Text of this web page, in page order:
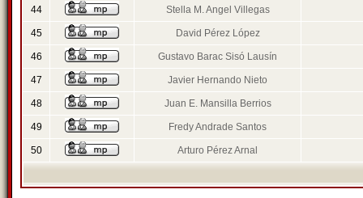
44 Stella M. Angel Villegas
45 David Pérez López
46 Gustavo Barac Sisó Lausín
47 Javier Hernando Nieto
48 Juan E. Mansilla Berrios
49 Fredy Andrade Santos
50 Arturo Pérez Arnal